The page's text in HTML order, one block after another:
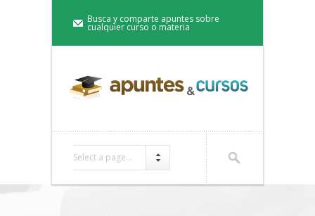
Busca y comparte apuntes sobre
cualquier curso o materia
Select a page...